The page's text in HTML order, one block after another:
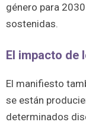
género para
sostenidas.
El impacto
El manifiesto
se están
determinados